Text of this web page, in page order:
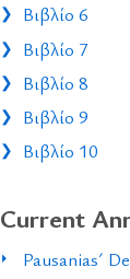
Βιβλίο 6
Βιβλίο 7
Βιβλίο 8
Βιβλίο 9
Βιβλίο 10
Current
Pausanias´